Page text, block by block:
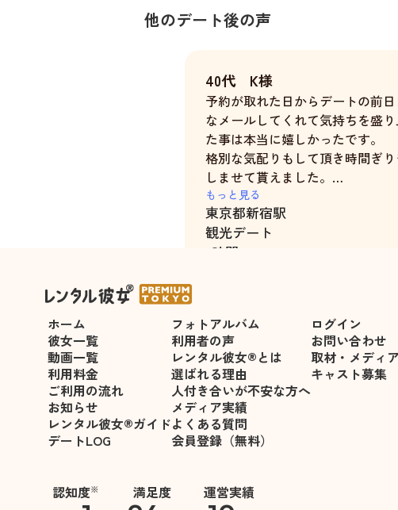
他のデート後の声
40代 K様
予約が取れた日からデートの前
なメールしてくれて気持ちを盛
た事は本当に嬉しかったです。
格別な気配りもして頂き時間ぎ
しませて貰えました。
僅か５時間のデートでしたが、随
て貰えました。
最後も地下鉄の入口まで見送って
気分良かったです。
悪い点や改善すべき点は一切あり
もっと見る
東京都新宿駅
観光デート
5時間
ホーム
彼女一覧
動画一覧
利用料金
ご利用の流れ
お知らせ
レンタル彼女®ガイド
デートLOG
フォトアルバム
利用者の声
レンタル彼女®とは
選ばれる理由
人付き合いが不安な方へ
メディア実績
よくある質問
会員登録（無料）
ログイン
お問い合わせ
取材・メディ
キャスト募集
認知度※ 満足度 運営実績